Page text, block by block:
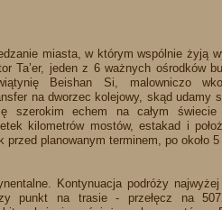
miasta, w którym wspólnie żyją
Ta’er, jeden z 6 ważnych ośrodków
Beishan Si, malowniczo
na dworzec kolejowy, skąd udamy
szerokim echem na całym
kilometrów mostów, estakad i
przed planowanym terminem, po około
Kontynuacja podróży
punkt na trasie - przełęcz na